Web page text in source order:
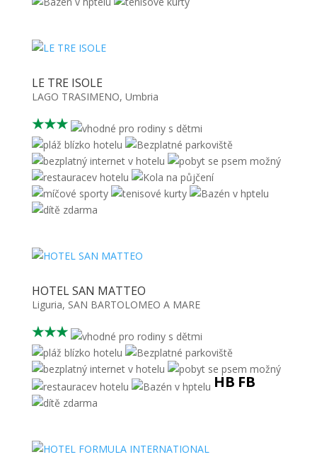
LE TRE ISOLE
LAGO TRASIMENO, Umbria
★★★
HOTEL SAN MATTEO
Liguria, SAN BARTOLOMEO A MARE
★★★
HB FB